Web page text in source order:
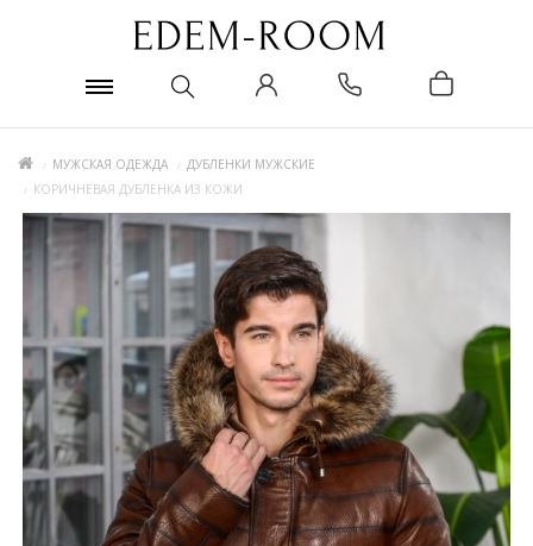
МУЖСКАЯ ОДЕЖДА
ДУБЛЕНКИ МУЖСКИЕ
КОРИЧНЕВАЯ ДУБЛЕНКА ИЗ КОЖИ